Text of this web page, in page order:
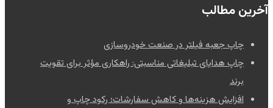
آخرین مطالب
چاپ جعبه فیلتر در صنعت خودروسازی
چاپ هدایای تبلیغاتی مناسبتی: راهکاری مؤثر برای تقویت
برند
افزایش هزینه‌ها و کاهش سفارشات؛ رکود چاپ و